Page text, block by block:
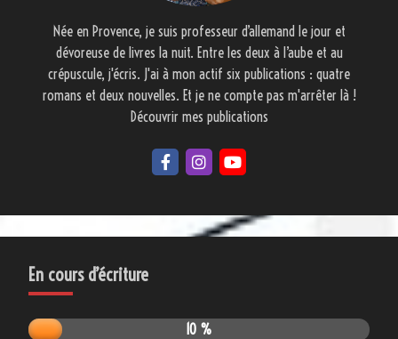
Née en Provence, je suis professeur d’allemand le jour et
dévoreuse de livres la nuit. Entre les deux à l’aube et au
crépuscule, j'écris. J'ai à mon actif six publications : quatre
romans et deux nouvelles. Et je ne compte pas m'arrêter là !
Découvrir mes publications
En cours d’écriture
10 %